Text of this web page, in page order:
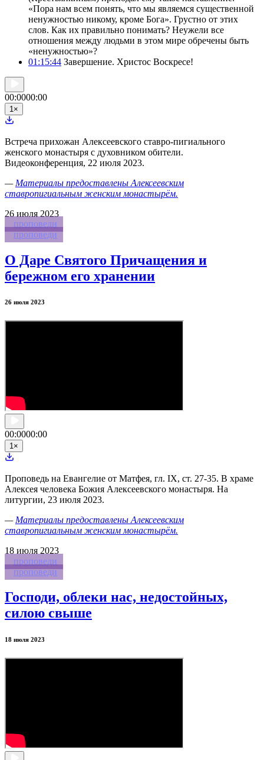
«Пора нам всем понять, что мы являемся существенной
ненужностью никому, кроме Бога». Грустно от этих
слов. Как их правильно понимать? Неужели все
отношения между людьми в этом мире обречены быть
«ненужностью»?
01:15:44 Завершение. Христос Воскресе!
00:0000:00
1 ×
Встреча прихожан Алексеевского ставро-пигиального
женского монастыря с духовником обители.
Видеоконференция, 22 июля 2023.
— Материалы предоставлены Алексеевским
ставропигиальным женским монастырём.
26 июля 2023
проповеди
проповеди
О Даре Святого Причащения и
бережном его хранении
26 июля 2023
00:0000:00
1×
Проповедь на Евангелие от Матфея, гл. IX, ст. 27-35. В храме
Алексея человека Божия Алексеевского монастыря. На
литургии, 23 июля 2023.
—Материалы предоставлены Алексеевским
ставропигиальным женским монастырём.
18 июля 2023
проповеди
проповеди
Господи, облеки нас, недостойных,
силою свыше
18 июля 2023